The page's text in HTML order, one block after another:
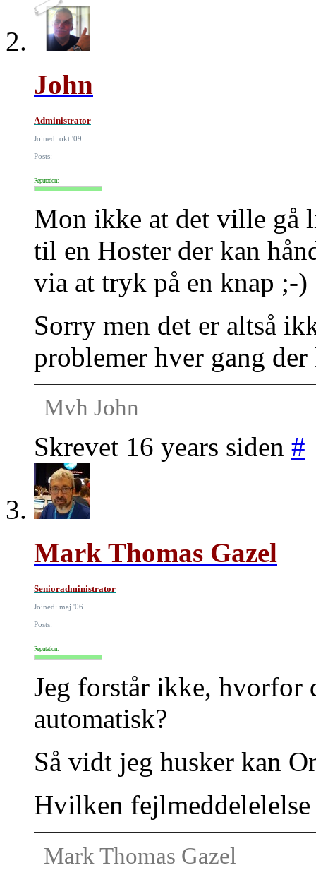
John
Administrator
Joined: okt '09
Posts:
Reputation:
Mon ikke at det ville gå
til en Hoster der kan
via at tryk på en knap ;-)
Sorry men det er altså
problemer hver gang
Mvh John
Skrevet 16 years siden #
Mark Thomas Gazel
Senioradministrator
Joined: maj '06
Posts:
Reputation:
Jeg forstår ikke, hvorfor
automatisk?
Så vidt jeg husker kan
Hvilken fejlmeddelelelse
Mark Thomas Gazel